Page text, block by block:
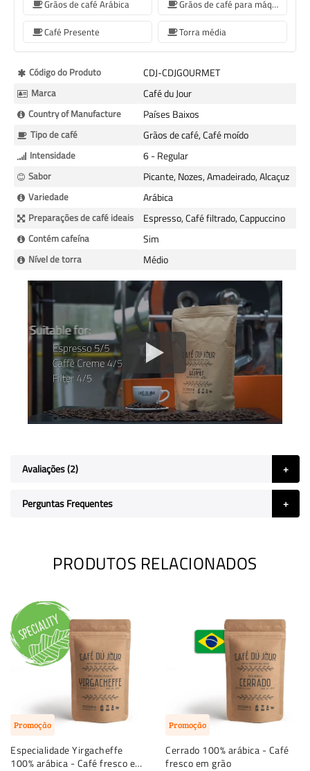
Grãos de café Arábica
Grãos de café para máquinas de café Sage
Café Presente
Torra média
Mais
informação
Código do Produto CDJ-CDJGOURMET
Marca Café du Jour
Country of Manufacture Países Baixos
Tipo de café Grãos de café, Café moído
Intensidade 6 - Regular
Sabor Picante, Nozes, Amadeirado, Alcaçuz
Variedade Arábica
Preparações de café ideais Espresso, Café filtrado, Cappuccino
Contém cafeína Sim
Nível de torra Médio
Avaliações 2
Perguntas Frequentes
PRODUTOS RELACIONADOS
Promoção
Especialidade Yirgacheffe
100% arábica - Café fresco em
Promoção
Cerrado 100% arábica - Café
fresco em grão